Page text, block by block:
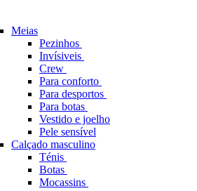
Meias
Pezinhos
Invísiveis
Crew
Para conforto
Para desportos
Para botas
Vestido e joelho
Pele sensível
Calçado masculino
Ténis
Botas
Mocassins